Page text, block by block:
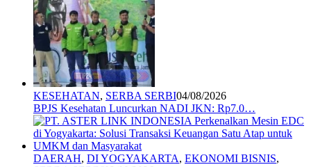
KESEHATAN, SERBA SERBI04/08/2026
BPJS Kesehatan Luncurkan NADI JKN: Rp7.0…
DAERAH, DI YOGYAKARTA, EKONOMI BISNIS,